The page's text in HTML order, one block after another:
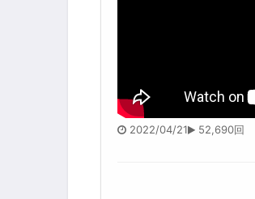
2022/04/21 52,690回